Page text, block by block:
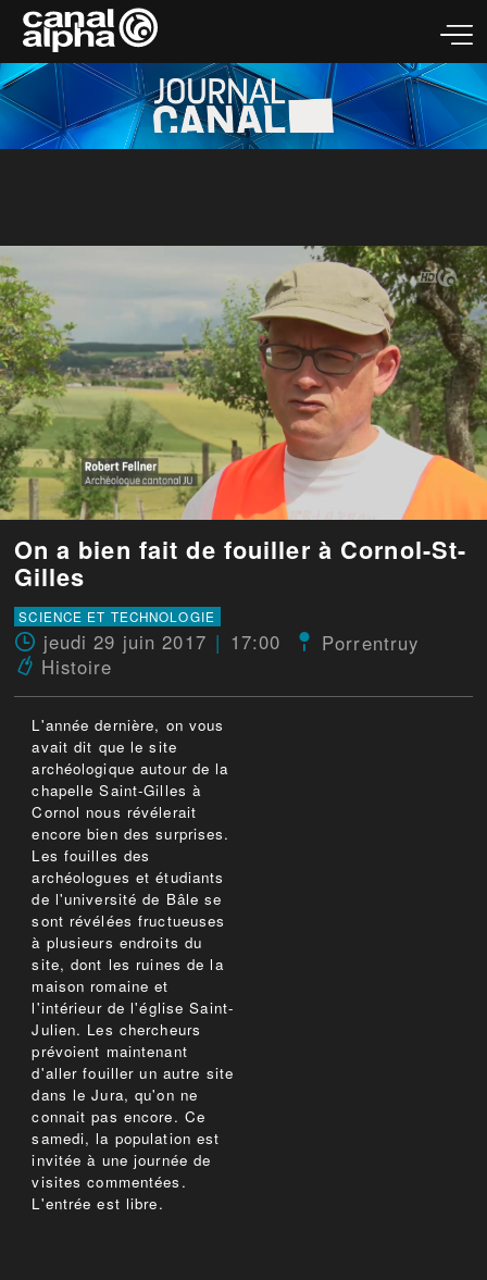
On a bien fait de fouiller à Cornol-St-
Gilles
SCIENCE ET TECHNOLOGIE
jeudi 29 juin 2017 17:00
Porrentruy
Histoire
L'année dernière, on vous
avait dit que le site
archéologique autour de la
chapelle Saint-Gilles à
Cornol nous révélerait
encore bien des surprises.
Les fouilles des
archéologues et étudiants
de l'université de Bâle se
sont révélées fructueuses
à plusieurs endroits du
site, dont les ruines de la
maison romaine et
l'intérieur de l'église Saint-
Julien. Les chercheurs
prévoient maintenant
d'aller fouiller un autre site
dans le Jura, qu'on ne
connait pas encore. Ce
samedi, la population est
invitée à une journée de
visites commentées.
L'entrée est libre.